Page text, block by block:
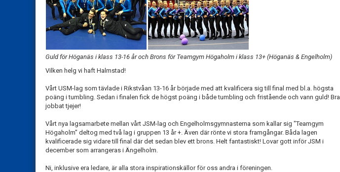
Guld för Höganäs i klass 13-16 år och Brons för Teamgym Högaholm i klass 13+ (Höganäs & Engelholm)
Vilken helg vi haft Halmstad!
Vårt USM-lag som tävlade i Rikstvåan 13-16 år började med att kvalificera sig till final med bl.a. högsta
poäng i tumbling. Sedan i finalen fick de högst poäng i både tumbling och fristående och vann guld! Bra
jobbat tjejer!
Vårt nya lagsamarbete mellan vårt JSM-lag och Engelholmsgymnasterna som kallar sig "Teamgym
Högaholm" deltog med två lag i gruppen 13 år +. Även där rönte vi stora framgångar. Båda lagen
kvalificerade sig vidare till final där det sedan blev ett brons. Helt fantastiskt! Lovar gott inför JSM i
december som arrangeras i Ängelholm.
Ni, inklusive era ledare, är alla stora inspirationskällor för oss andra i föreningen.